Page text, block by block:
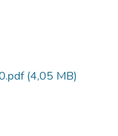
(4,05 MB)